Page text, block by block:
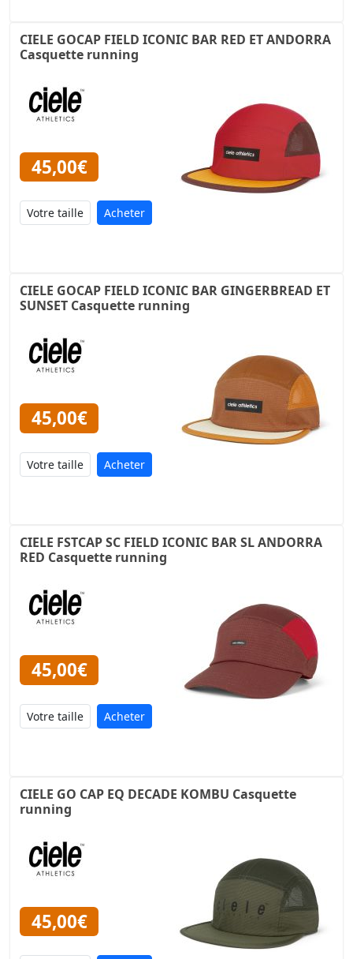
CIELE GOCAP FIELD ICONIC BAR RED ET ANDORRA
Casquette running
45,00€
Acheter
CIELE GOCAP FIELD ICONIC BAR GINGERBREAD ET
SUNSET Casquette running
45,00€
Acheter
CIELE FSTCAP SC FIELD ICONIC BAR SL ANDORRA
RED Casquette running
45,00€
Acheter
CIELE GO CAP EQ DECADE KOMBU Casquette
running
45,00€